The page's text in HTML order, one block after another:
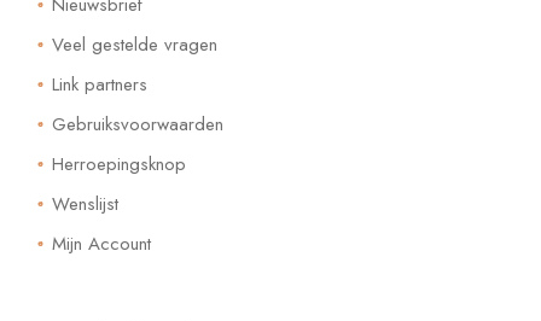
Veel gestelde vragen
Link partners
Gebruiksvoorwaarden
Herroepingsknop
Wenslijst
Mijn Account